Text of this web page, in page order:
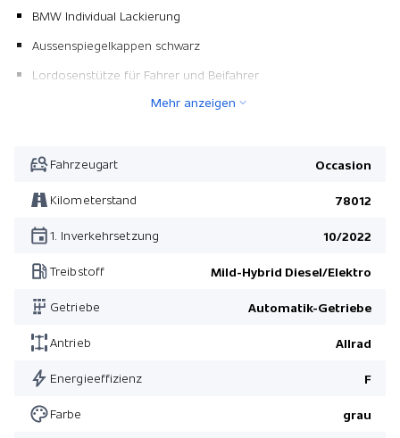
BMW Individual Lackierung
Aussenspiegelkappen schwarz
Lordosenstütze für Fahrer und Beifahrer
Leichtmetallräder BIN Doppelspeiche 793
Lordosenstütze für Fahrer und Beifahrer
Pack Technology
Parking Assistant Plus
Harman/Kardon Surround Sound System
Active Protection
M Sportpaket Pro
Pack Comfort
Mehr anzeigen
Fahrzeugart Occasion
Kilometerstand 78012
1. Inverkehrsetzung 10/2022
Treibstoff Mild-Hybrid Diesel/Elektro
Getriebe Automatik-Getriebe
Antrieb Allrad
Energieeffizienz F
Farbe grau